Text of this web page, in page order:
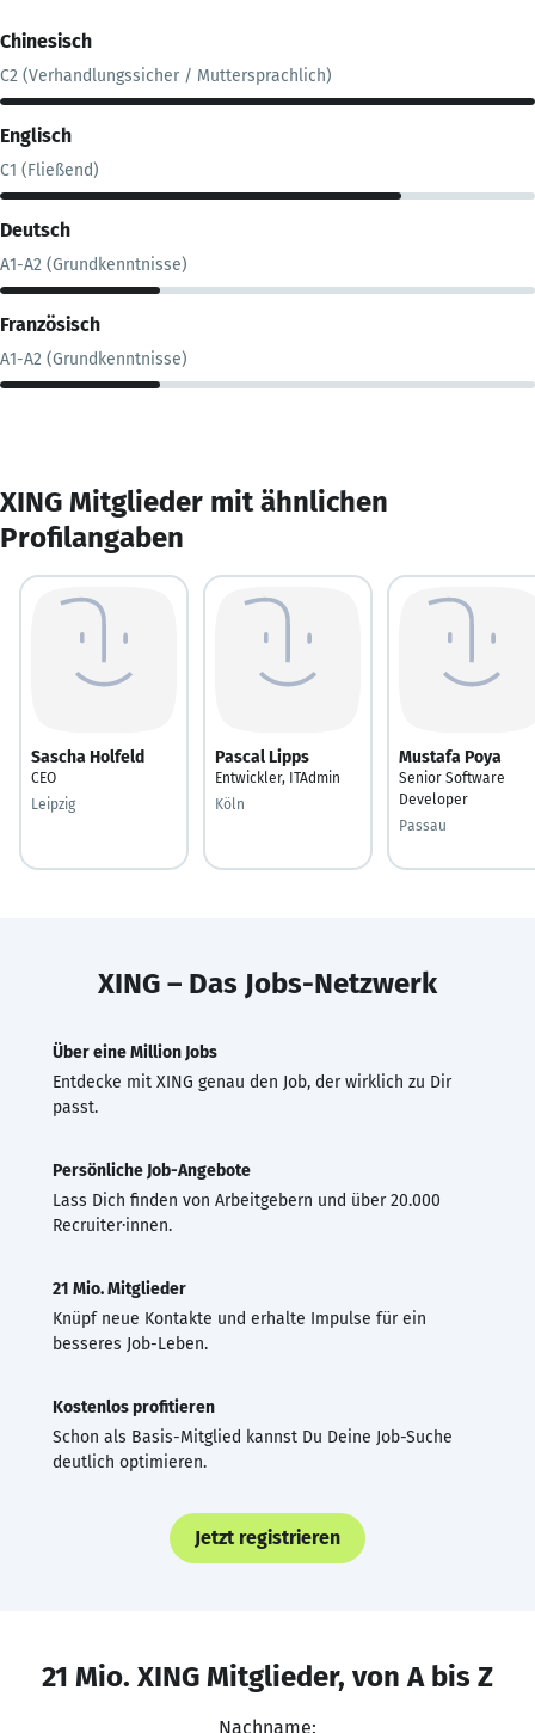
Chinesisch
C2 (Verhandlungssicher / Muttersprachlich)
Englisch
C1 (Fließend)
Deutsch
A1-A2 (Grundkenntnisse)
Französisch
A1-A2 (Grundkenntnisse)
XING Mitglieder mit ähnlichen
Profilangaben
Sascha Holfeld
CEO
Leipzig
Pascal Lipps
Entwickler, ITAdmin
Köln
Mustafa Poya
Senior Software
Developer
Passau
XING – Das Jobs-Netzwerk
Über eine Million Jobs
Entdecke mit XING genau den Job, der wirklich zu Dir
passt.
Persönliche Job-Angebote
Lass Dich finden von Arbeitgebern und über 20.000
Recruiter·innen.
21 Mio. Mitglieder
Knüpf neue Kontakte und erhalte Impulse für ein
besseres Job-Leben.
Kostenlos profitieren
Schon als Basis-Mitglied kannst Du Deine Job-Suche
deutlich optimieren.
Jetzt registrieren
21 Mio. XING Mitglieder, von A bis Z
Nachname: